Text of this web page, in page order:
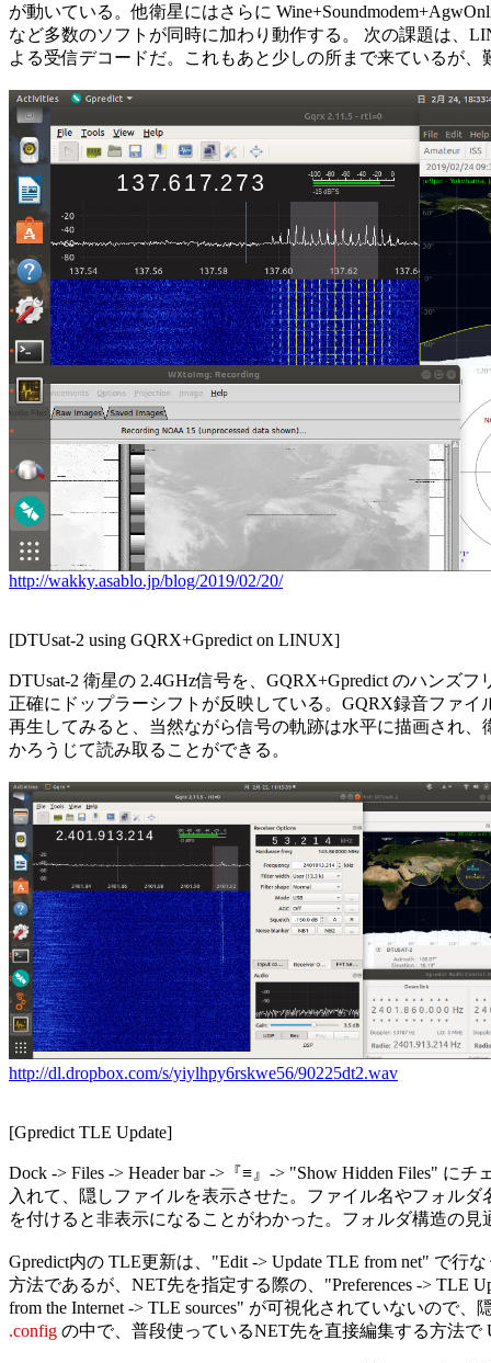
が動いている。他衛星にはさらに
など多数のソフトが同時に加わり動作する。 次の課題は、
よる受信デコードだ。これもあと少しの所まで来ているが、
http://wakky.asablo.jp/blog/2019/02/20/
[DTUsat-2 using GQRX+Gpredict on LINUX]
DTUsat-2 衛星の 2.4GHz信号を、GQRX+Gpredict のハンズ
正確にドップラーシフトが反映している。GQRX録音ファイ
再生してみると、当然ながら信号の軌跡は水平に描画され、
かろうじて読み取ることができる。
http://dl.dropbox.com/s/yiylhpy6rskwe56/90225dt2.wav
[Gpredict TLE Update]
Dock -> Files -> Header bar ->『≡』-> "Show Hidden Files" にチ
入れて、隠しファイルを表示させた。ファイル名やフォルダ
を付けると非表示になることがわかった。フォルダ構造の見
Gpredict内の TLE更新は、"Edit -> Update TLE from net" で行
方法であるが、NET先を指定する際の、"Preferences -> TLE
.config の中で、普段使っているNET先を直接編集する方法で